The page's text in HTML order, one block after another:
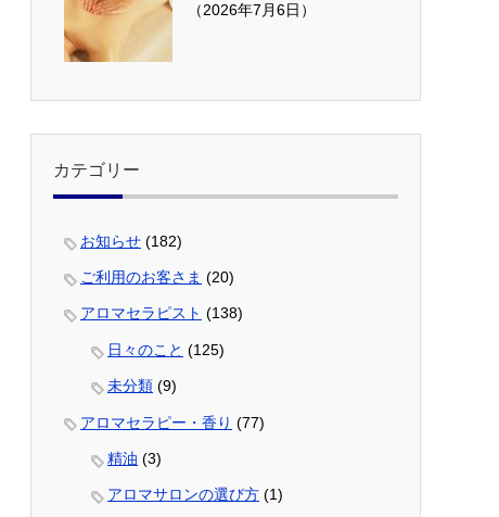
（2026年7月6日）
カテゴリー
お知らせ (182)
ご利用のお客さま (20)
アロマセラピスト (138)
日々のこと (125)
未分類 (9)
アロマセラピー・香り (77)
精油 (3)
アロマサロンの選び方 (1)